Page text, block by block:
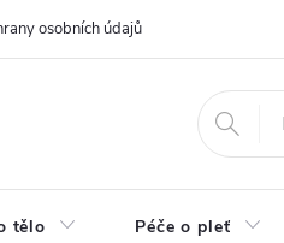
osobních údajů
tělo Péče o pleť